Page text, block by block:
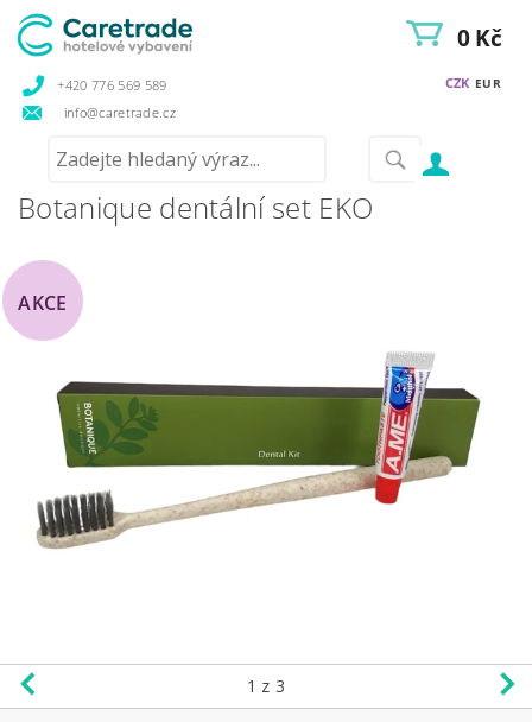
+420 776 569 589
info@caretrade.cz
CZK EUR
0 Kč
Botanique dentální set EKO
AKCE
1 z 3